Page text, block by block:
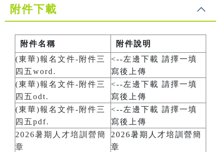
附件下載
附件名稱
附件說明
(東華)報名文件-附件三
四五word.
<--左邊下載 請擇一填
寫後上傳
(東華)報名文件-附件三
四五odt.
<--左邊下載 請擇一填
寫後上傳
(東華)報名文件-附件三
四五pdf.
<--左邊下載 請擇一填
寫後上傳
2026暑期人才培訓營簡
章
2026暑期人才培訓營簡
章